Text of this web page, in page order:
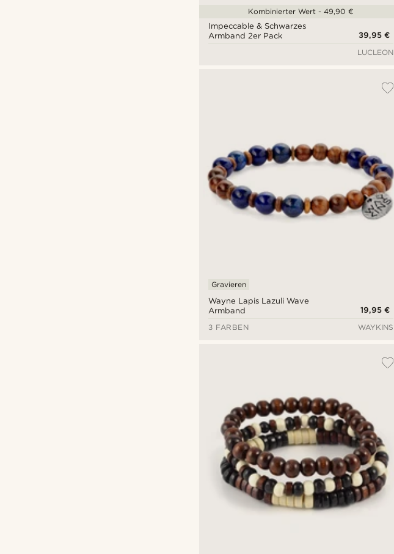
Impeccable & Schwarzes
Armband 2er Pack
39,95 €
Kombinierter Wert - 49,90 €
LUCLEON
Wayne Lapis Lazuli Wave
Armband
Gravieren
19,95 €
3 FARBEN
WAYKINS